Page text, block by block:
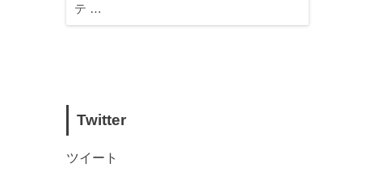
テ …
Twitter
ツイート